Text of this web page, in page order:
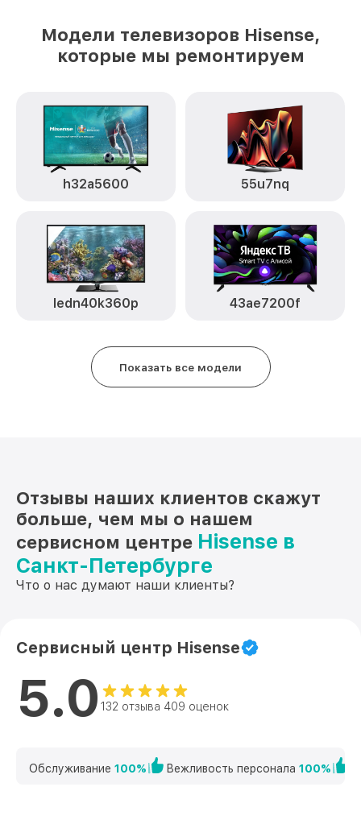
Модели телевизоров Hisense,
которые мы ремонтируем
h32a5600 55u7nq
ledn40k360p 43ae7200f
Показать все модели
Отзывы наших клиентов скажут
больше, чем мы о нашем
сервисном центре Hisense в
Санкт-Петербурге
Что о нас думают наши клиенты?
Сервисный центр Hisense
5.0 132 отзыва 409 оценок
Обслуживание 100% Вежливость персонала 100%